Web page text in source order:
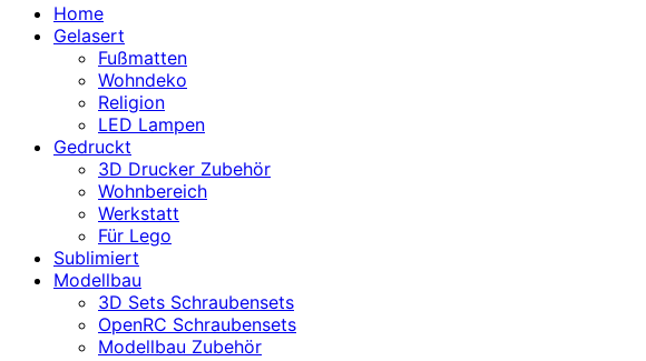
Home
Gelasert
Fußmatten
Wohndeko
Religion
LED Lampen
Gedruckt
3D Drucker Zubehör
Wohnbereich
Werkstatt
Für Lego
Sublimiert
Modellbau
3D Sets Schraubensets
OpenRC Schraubensets
Modellbau Zubehör